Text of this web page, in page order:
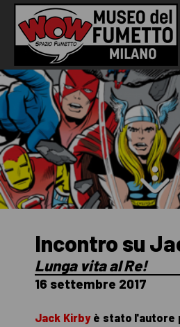
Incontro su
Lunga vita al Re!
16 settembre 2017
Jack Kirbyè stato l'autore